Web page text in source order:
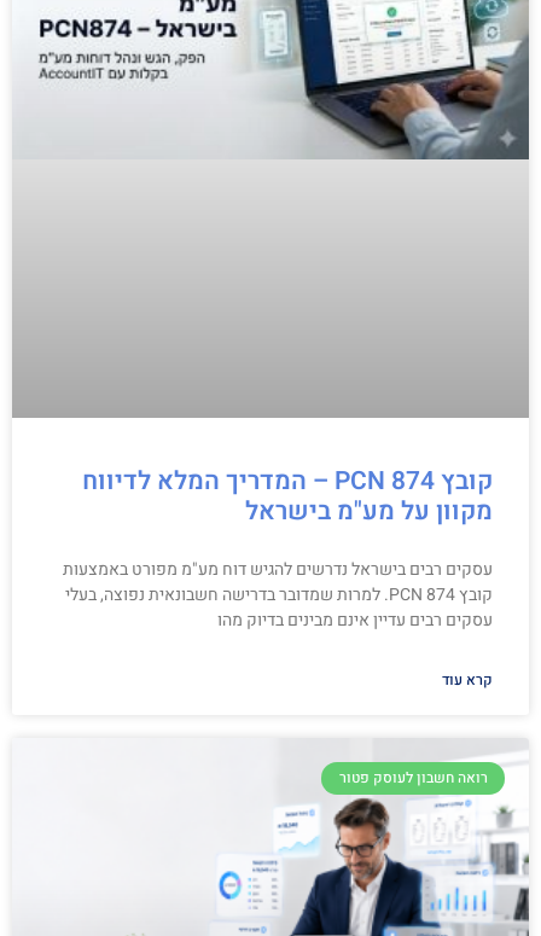
קובץ PCN 874 – המדריך המלא לדיווח
מקוון על מע"מ בישראל
עסקים רבים בישראל נדרשים להגיש דוח מע"מ מפורט באמצעות
קובץ PCN 874. למרות שמדובר בדרישה חשבונאית נפוצה, בעלי
עסקים רבים עדיין אינם מבינים בדיוק מהו
קרא עוד
רואה חשבון לעוסק פטור